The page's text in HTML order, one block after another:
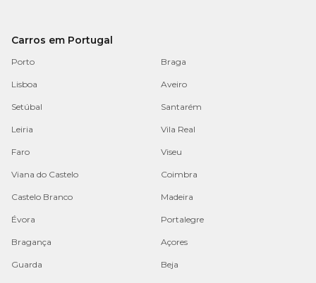
Carros em Portugal
Porto Braga
Lisboa Aveiro
Setúbal Santarém
Leiria Vila Real
Faro Viseu
Viana do Castelo Coimbra
Castelo Branco Madeira
Évora Portalegre
Bragança Açores
Guarda Beja